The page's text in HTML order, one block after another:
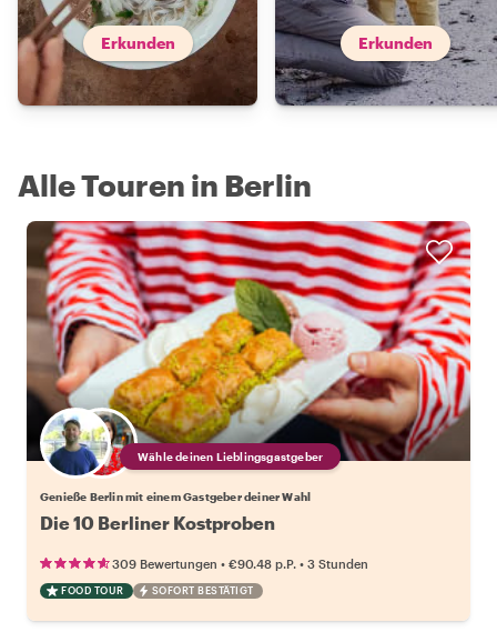
Erkunden Erkunden
Alle Touren in Berlin
Wähle deinen Lieblingsgastgeber
Genieße Berlin mit einem Gastgeber deiner Wahl
Die 10 Berliner Kostproben
309 Bewertungen • €90.48 p.P. • 3 Stunden
FOOD TOUR SOFORT BESTÄTIGT